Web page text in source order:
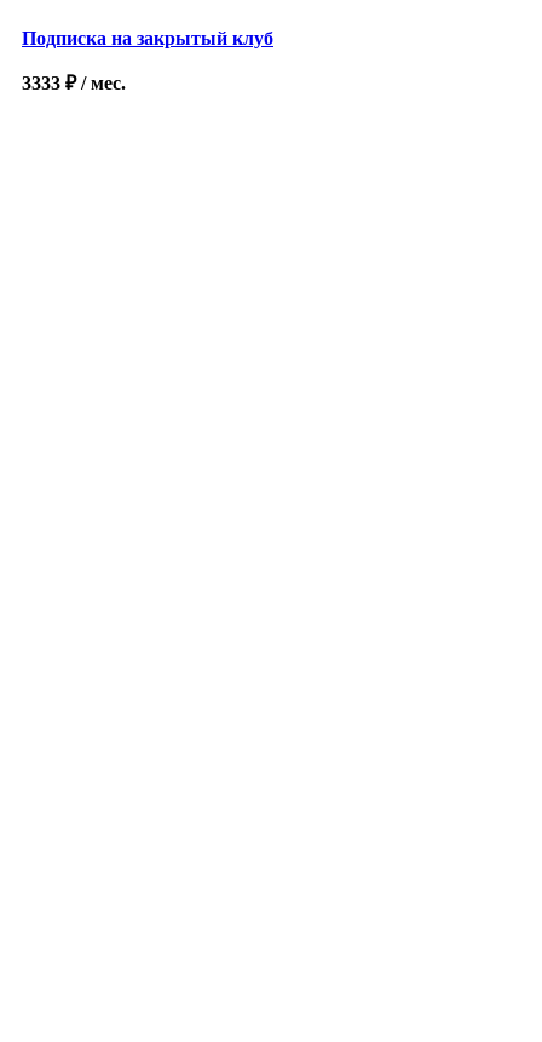
Подписка на закрытый клуб
3333 ₽ / мес.